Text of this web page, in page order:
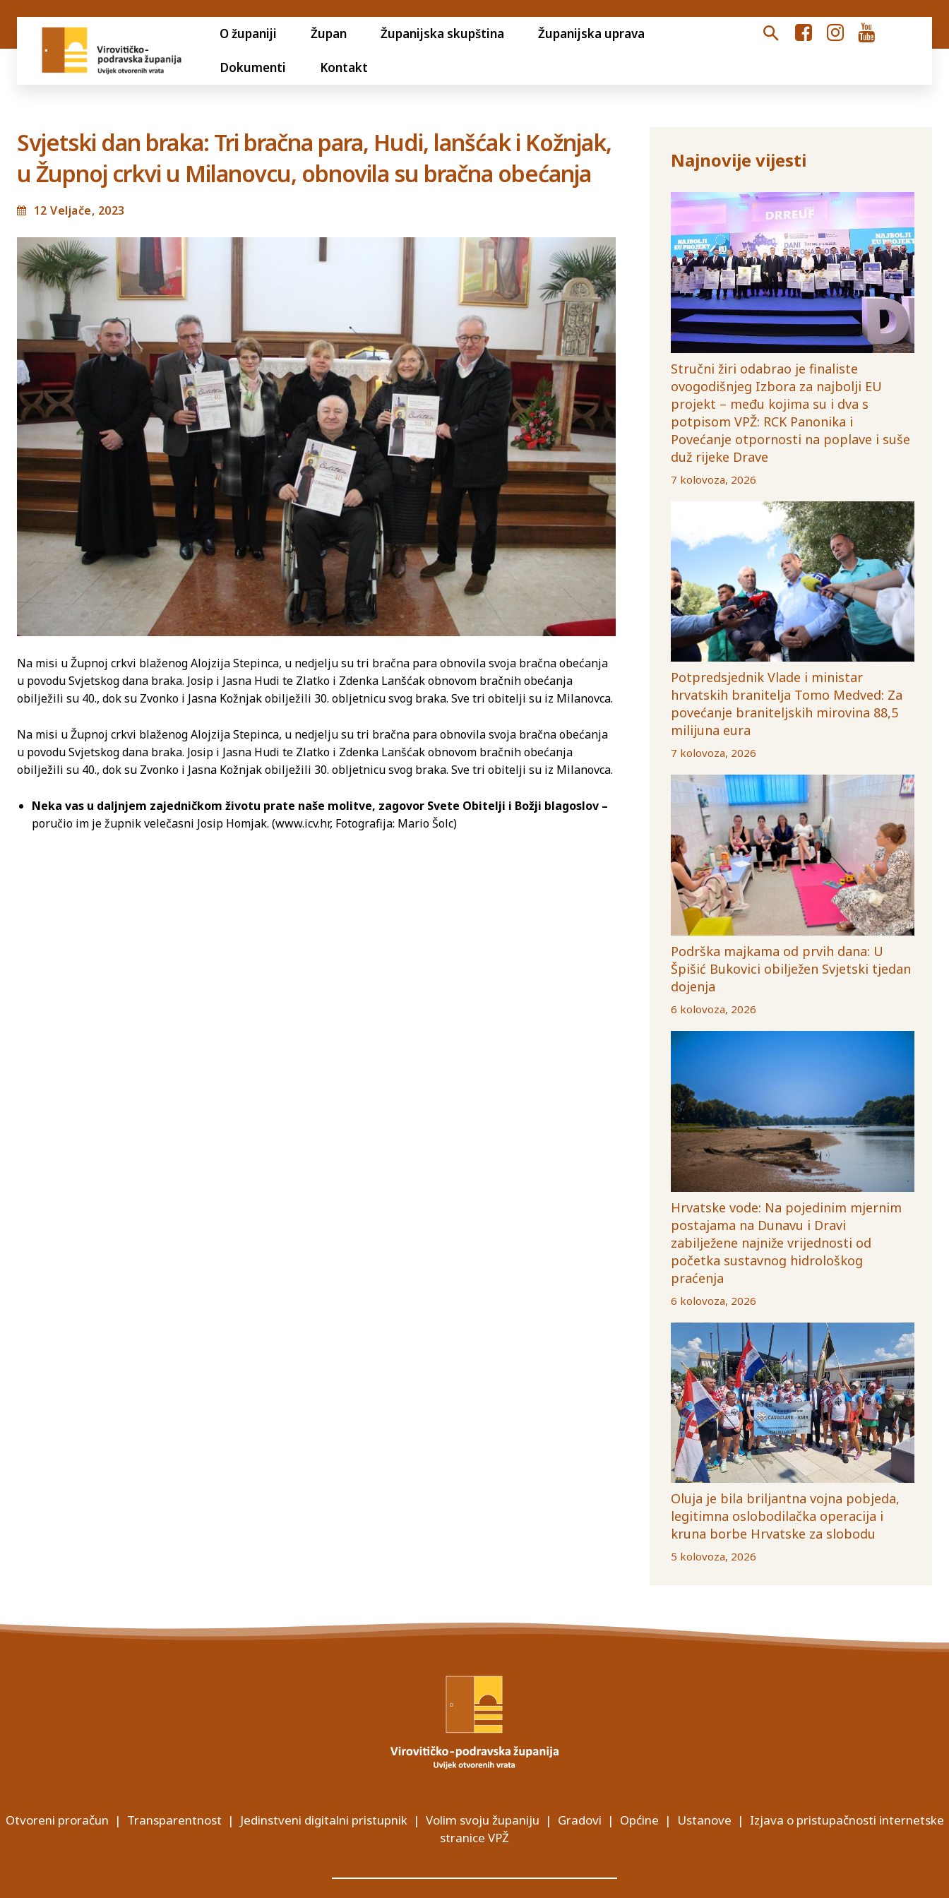
O županiji Župan Županijska skupština Županijska uprava
Dokumenti Kontakt
Svjetski dan braka: Tri bračna para, Hudi, lanšćak i Kožnjak,
u Župnoj crkvi u Milanovcu, obnovila su bračna obećanja
12 Veljače, 2023
Na misi u Župnoj crkvi blaženog Alojzija Stepinca, u nedjelju su tri bračna para obnovila svoja bračna obećanja
u povodu Svjetskog dana braka. Josip i Jasna Hudi te Zlatko i Zdenka Lanšćak obnovom bračnih obećanja
obilježili su 40., dok su Zvonko i Jasna Kožnjak obilježili 30. obljetnicu svog braka. Sve tri obitelji su iz Milanovca.
Na misi u Župnoj crkvi blaženog Alojzija Stepinca, u nedjelju su tri bračna para obnovila svoja bračna obećanja
u povodu Svjetskog dana braka. Josip i Jasna Hudi te Zlatko i Zdenka Lanšćak obnovom bračnih obećanja
obilježili su 40., dok su Zvonko i Jasna Kožnjak obilježili 30. obljetnicu svog braka. Sve tri obitelji su iz Milanovca.
Neka vas u daljnjem zajedničkom životu prate naše molitve, zagovor Svete Obitelji i Božji blagoslov –
poručio im je župnik velečasni Josip Homjak. (www.icv.hr, Fotografija: Mario Šolc)
Najnovije vijesti
Stručni žiri odabrao je finaliste
ovogodišnjeg Izbora za najbolji EU
projekt – među kojima su i dva s
potpisom VPŽ: RCK Panonika i
Povećanje otpornosti na poplave i suše
duž rijeke Drave
7 kolovoza, 2026
Potpredsjednik Vlade i ministar
hrvatskih branitelja Tomo Medved: Za
povećanje braniteljskih mirovina 88,5
milijuna eura
7 kolovoza, 2026
Podrška majkama od prvih dana: U
Špišić Bukovici obilježen Svjetski tjedan
dojenja
6 kolovoza, 2026
Hrvatske vode: Na pojedinim mjernim
postajama na Dunavu i Dravi
zabilježene najniže vrijednosti od
početka sustavnog hidrološkog
praćenja
6 kolovoza, 2026
Oluja je bila briljantna vojna pobjeda,
legitimna oslobodilačka operacija i
kruna borbe Hrvatske za slobodu
5 kolovoza, 2026
Otvoreni proračun | Transparentnost | Jedinstveni digitalni pristupnik| Volim svoju županiju | Gradovi | Općine | Ustanove | Izjava o pristupačnosti internetske
stranice VPŽ